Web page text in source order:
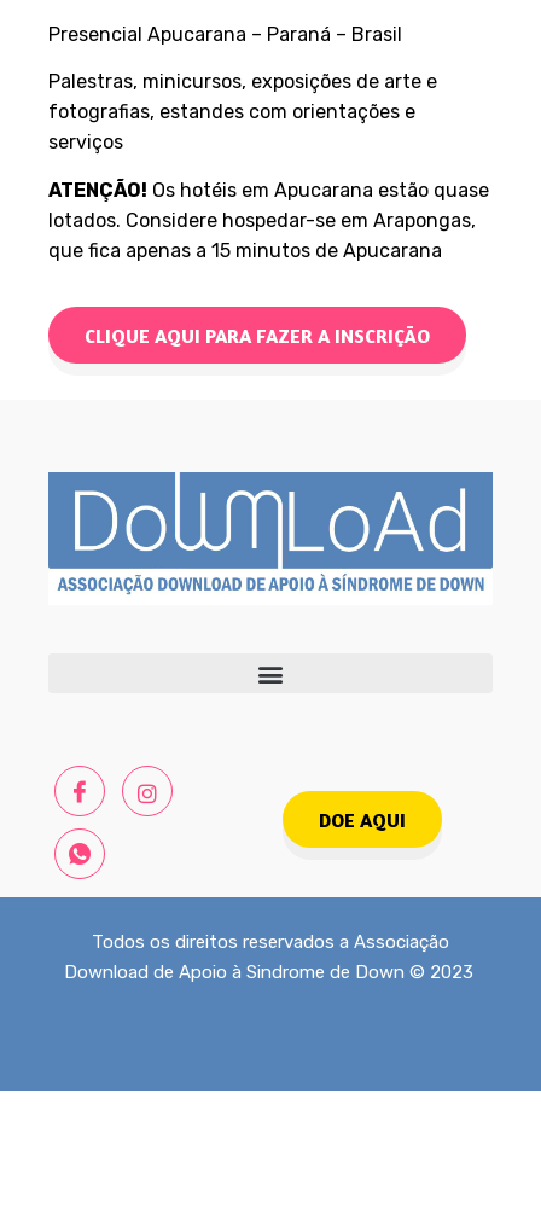
Presencial Apucarana – Paraná – Brasil
Palestras, minicursos, exposições de arte e
fotografias, estandes com orientações e
serviços
ATENÇÃO! Os hotéis em Apucarana estão quase
lotados. Considere hospedar-se em Arapongas,
que fica apenas a 15 minutos de Apucarana
CLIQUE AQUI PARA FAZER A INSCRIÇÃO
DOE AQUI
Todos os direitos reservados a Associação
Download de Apoio à Sindrome de Down © 2023